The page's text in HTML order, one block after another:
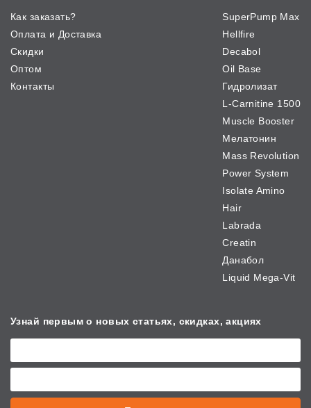
Как заказать?
Оплата и Доставка
Скидки
Оптом
Контакты
SuperPump Max
Hellfire
Decabol
Oil Base
Гидролизат
L-Carnitine 1500
Muscle Booster
Мелатонин
Mass Revolution
Power System
Isolate Amino
Hair
Labrada
Creatin
Данабол
Liquid Mega-Vit
Узнай первым о новых статьях, скидках, акциях